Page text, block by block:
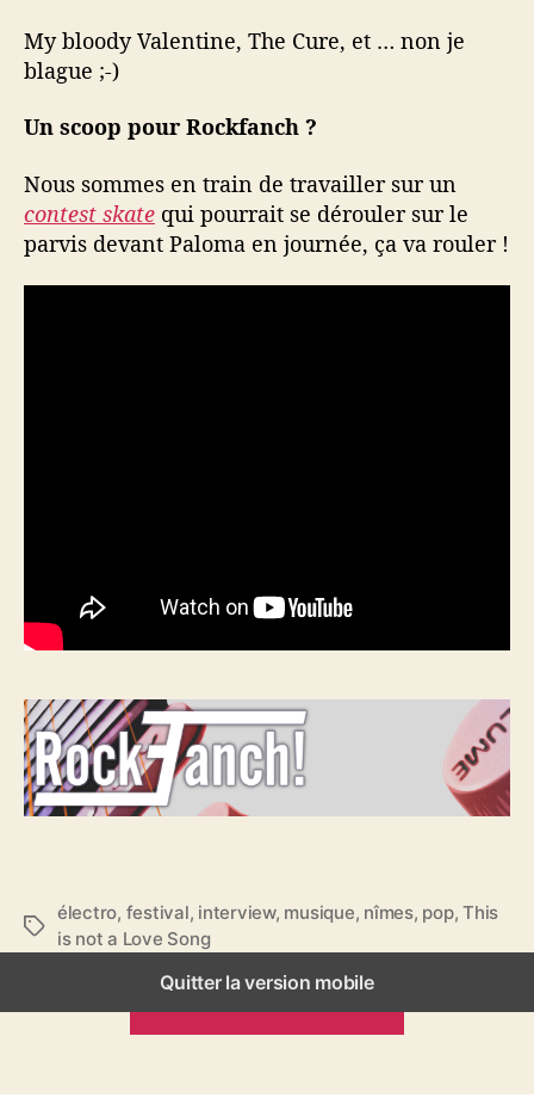
My bloody Valentine, The Cure, et … non je
blague ;-)
Un scoop pour Rockfanch ?
Nous sommes en train de travailler sur un
contest skate qui pourrait se dérouler sur le
parvis devant Paloma en journée, ça va rouler !
É
t
électro, festival, interview, musique, nîmes, pop,This
is not a Love Song
Quitter la version mobile